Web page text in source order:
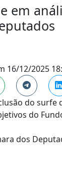
em
16/12/2025
dos